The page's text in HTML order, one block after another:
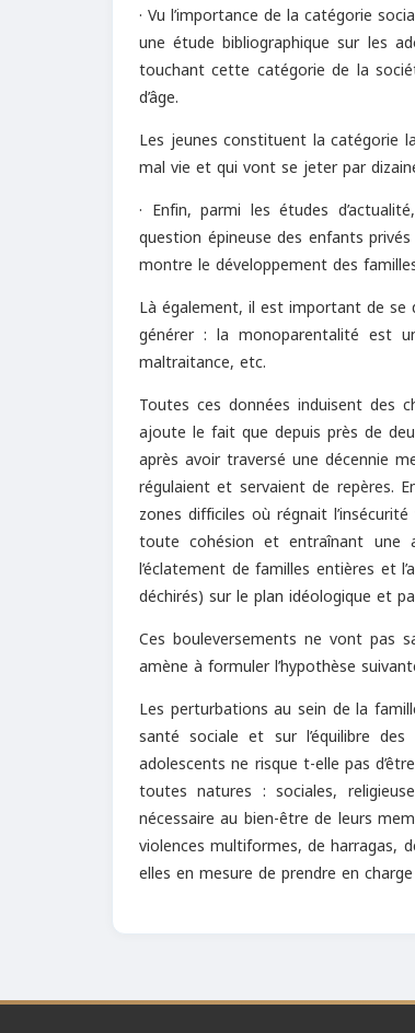
· Vu l’importance de la catégorie
une étude bibliographique sur les
touchant cette catégorie de la
d’âge.
Les jeunes constituent la catégorie
mal vie et qui vont se jeter par
· Enfin, parmi les études
question épineuse des enfants
montre le développement des
Là également, il est important de se
générer : la monoparentalité est
maltraitance, etc.
Toutes ces données induisent des
ajoute le fait que depuis près de
après avoir traversé une décennie
régulaient et servaient de repères.
zones difficiles où régnait
toute cohésion et entraînant une
l’éclatement de familles entières et
déchirés) sur le plan idéologique et
Ces bouleversements ne vont pas
amène à formuler l’hypothèse
Les perturbations au sein de la
santé sociale et sur l’équilibre
adolescents ne risque t-elle pas
toutes natures : sociales,
nécessaire au bien-être de leurs
violences multiformes, de harragas,
elles en mesure de prendre en